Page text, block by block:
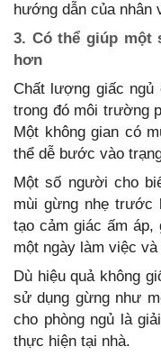
hướng dẫn của nhân
3. Có thể giúp một
hơn
Chất lượng giấc ngủ
trong đó môi trường
Một không gian có
thể dễ bước vào
Một số người cho
mùi gừng nhẹ trước
tạo cảm giác ấm áp,
một ngày làm việc và
Dù hiệu quả không
sử dụng gừng như
cho phòng ngủ là
thực hiện tại nhà.